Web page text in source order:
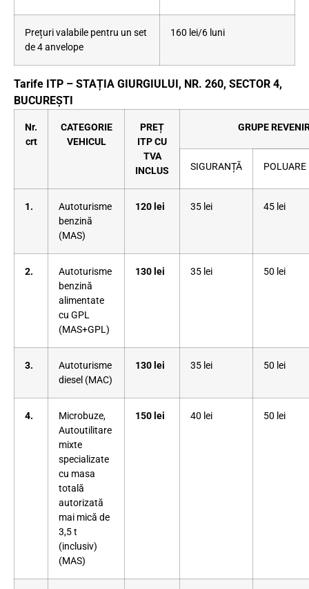
Prețuri valabile pentru un set
de 4 anvelope
160 lei/6 luni
Tarife ITP – STAȚIA GIURGIULUI, NR. 260, SECTOR 4,
BUCUREȘTI
Nr.
crt
CATEGORIE
VEHICUL
PREȚ
ITP CU
TVA
INCLUS
GRUPE
SIGURANȚĂ POLUARE
1.
Autoturisme
benzină
(MAS)
120 lei 35 lei 45 lei
2.
Autoturisme
benzină
alimentate
cu GPL
(MAS+GPL)
130 lei 35 lei 50 lei
3.
Autoturisme
diesel (MAC)
130 lei 35 lei 50 lei
4.
Microbuze,
Autoutilitare
mixte
specializate
cu masa
totală
autorizată
mai mică de
3,5 t
(inclusiv)
(MAS)
150 lei 40 lei 50 lei